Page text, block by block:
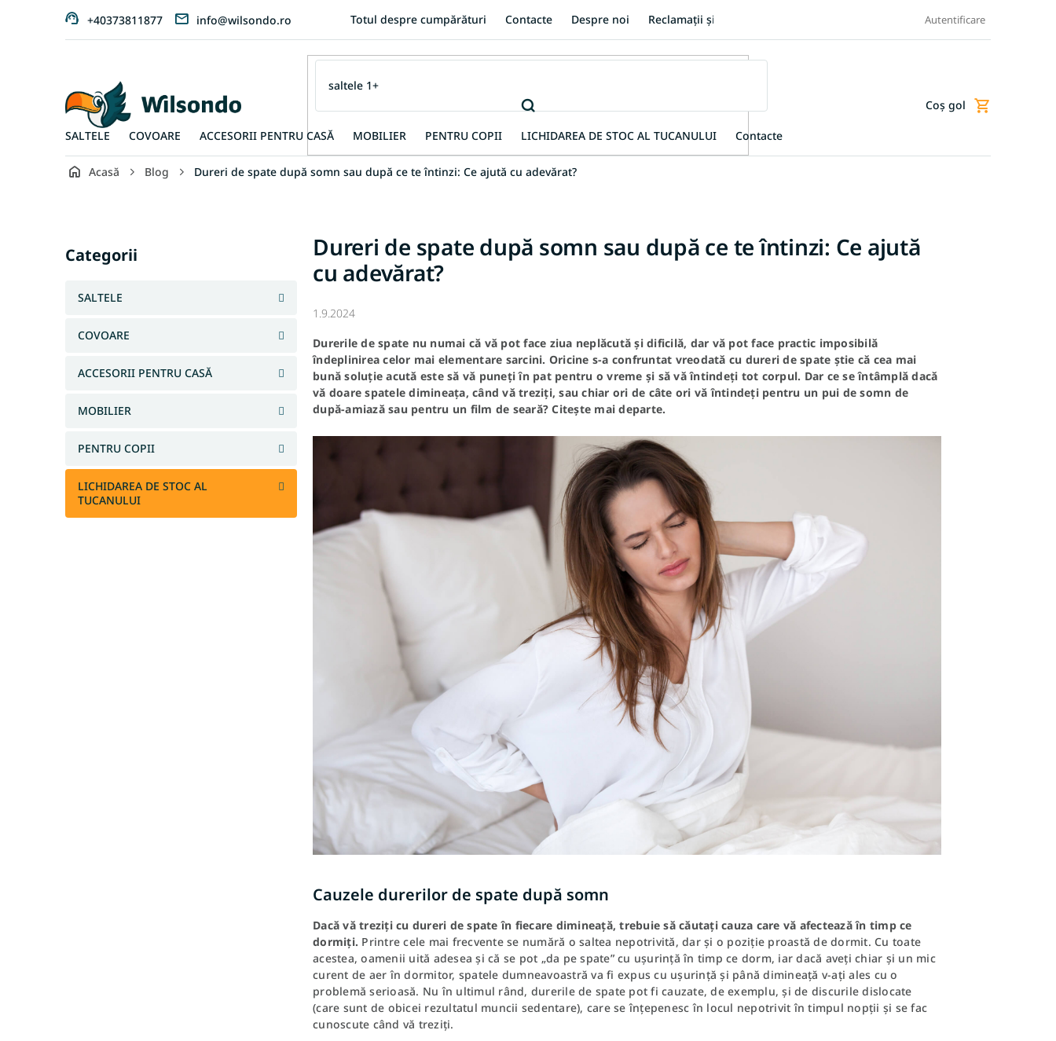
+40373811877 info@wilsondo.ro Totul despre cumpărături Contacte Despre noi Reclamații și retur produse Termeni și condiții
Autentificare
Coş
Coş gol
SALTELE COVOARE ACCESORII PENTRU CASĂ MOBILIER PENTRU COPII LICHIDAREA DE STOC AL TUCANULUI Contacte
Acasă Blog Dureri de spate după somn sau după ce te întinzi: Ce ajută cu adevărat?
ă
l
peste
categorii
Categorii
SALTELE
COVOARE
ACCESORII PENTRU CASĂ
MOBILIER
PENTRU COPII
LICHIDAREA DE STOC AL
TUCANULUI
Dureri de spate după somn sau după ce te întinzi: Ce ajută
cu adevărat?
1.9.2024
Durerile de spate nu numai că vă pot face ziua neplăcută și dificilă, dar vă pot face practic imposibilă
îndeplinirea celor mai elementare sarcini. Oricine s-a confruntat vreodată cu dureri de spate știe că cea mai
bună soluție acută este să vă puneți în pat pentru o vreme și să vă întindeți tot corpul. Dar ce se întâmplă dacă
vă doare spatele dimineața, când vă treziți, sau chiar ori de câte ori vă întindeți pentru un pui de somn de
după-amiază sau pentru un film de seară? Citește mai departe.
Cauzele durerilor de spate după somn
Dacă vă treziți cu dureri de spate în fiecare dimineață, trebuie să căutați cauza care vă afectează în timp ce
dormiți. Printre cele mai frecvente se numără o saltea nepotrivită, dar și o poziție proastă de dormit. Cu toate
acestea, oamenii uită adesea și că se pot „da pe spate” cu ușurință în timp ce dorm, iar dacă aveți chiar și un mic
curent de aer în dormitor, spatele dumneavoastră va fi expus cu ușurință și până dimineață v-ați ales cu o
problemă serioasă. Nu în ultimul rând, durerile de spate pot fi cauzate, de exemplu, și de discurile dislocate
(care sunt de obicei rezultatul muncii sedentare), care se înțepenesc în locul nepotrivit în timpul nopții și se fac
cunoscute când vă treziți.